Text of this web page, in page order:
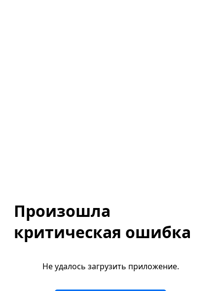
Произошла
критическая ошибка
Не удалось загрузить приложение.